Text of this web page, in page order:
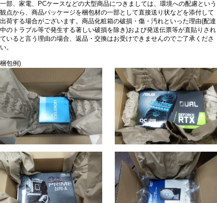
いています。
他のBTOでは、コストを抑えるためか、B550やDDR4を採用している製
品もまだ多いため、この点は購入を決めた理由の一つでした。
・外観もかなり気に入っています。白いピラーレスケースに二面ガラス
水冷クーラーやグラフィックボードも白で統一されています。7500Fで
あれば、性能面を考えると水冷は必須ではないけど（笑
配線もきれいにまとめられており、自作の場合にここまできれいにでき
る自信はないので、BTOを選んでよかったと感じています。
・重さや静音性を優先する人には、Steam Machineのほうが合っている
と思います。
一方、サイズ感をあまり気にせず、見た目と性能を重視すれば、この
BTOはかなりよい選択肢だと思います。
・位置付けとしては、あくまで入門のゲーミングPCです。フルHDを中
心に遊ぶのであれば十分です。
また、ゲームだけでなく、Web閲覧や一般的な作業にも問題なく使えて
います。
一部、家電、PCケースなどの大型商品につきましては、環境への配慮という
観点から、商品パッケージを梱包材の一部として直接送り状などを添付して
出荷する場合がございます。商品化粧箱の破損・傷・汚れといった理由(配達
中のトラブル等で発生する著しい破損を除き)および発送伝票等が直貼りされ
ていると言う理由の場合、返品・交換はお受けできませんのでご了承くださ
い。
梱包例)